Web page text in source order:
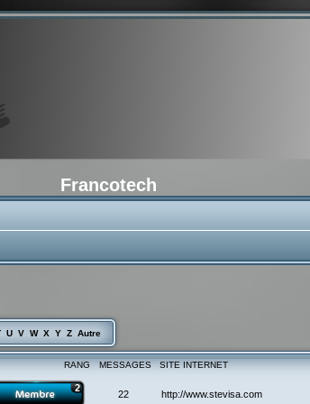
Francotech
U V W X Y Z Autre
RANG MESSAGES SITE INTERNET
22
http://www.stevisa.com